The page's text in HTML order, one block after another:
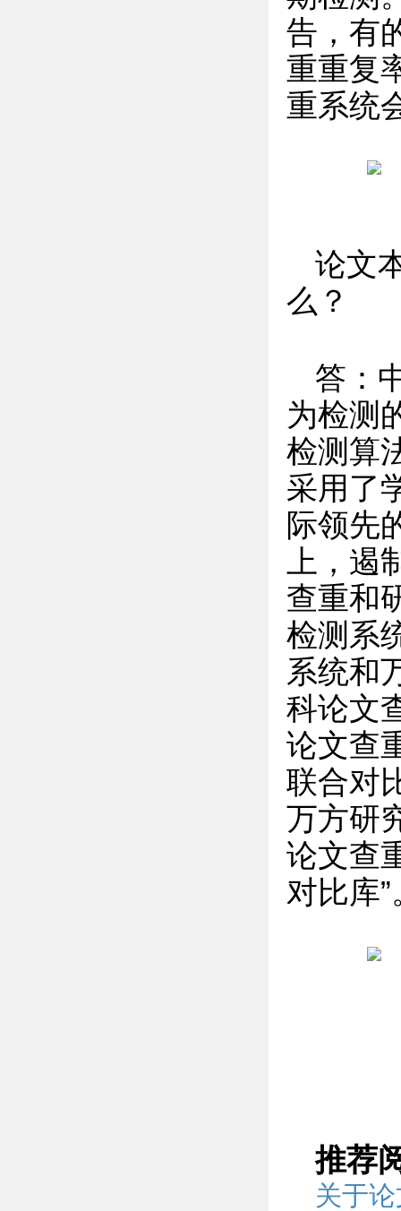
告，有
重重复
重系统
论文
么？
答：
为检测
检测算
采用了
际领先
上，
查重和
检测系
系统和
科论文
论文查
联合对
万方研
论文查
对比库
推荐
关于